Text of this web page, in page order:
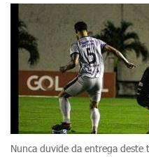
Nunca duvide da entrega deste